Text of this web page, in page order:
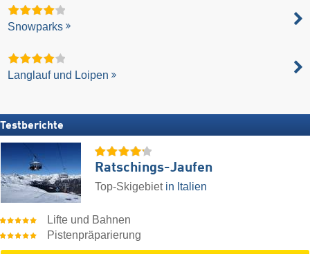
Snowparks
Langlauf und Loipen
Testberichte
Ratschings-Jaufen
Top-Skigebiet in Italien
Lifte und Bahnen
Pistenpräparierung